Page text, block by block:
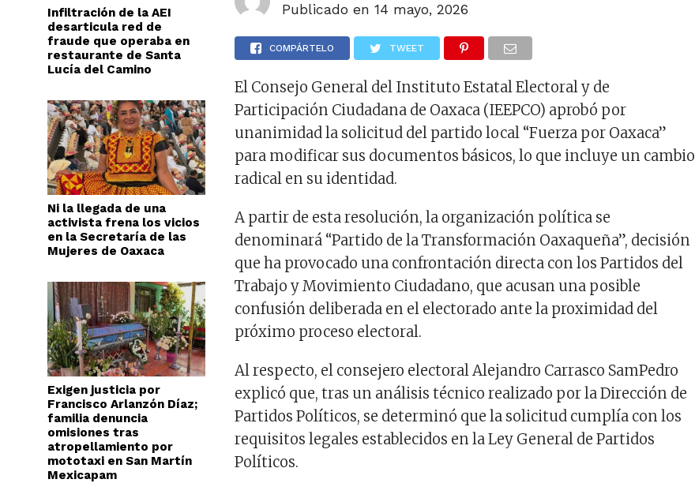
Infiltración de la AEI
desarticula red de
fraude que operaba en
restaurante de Santa
Lucía del Camino
Ni la llegada de una
activista frena los vicios
en la Secretaría de las
Mujeres de Oaxaca
Exigen justicia por
Francisco Arlanzón Díaz;
familia denuncia
omisiones tras
atropellamiento por
mototaxi en San Martín
Mexicapam
Publicado en 14 mayo, 2026
COMPÁRTELO TWEET
El Consejo General del Instituto Estatal Electoral y de
Participación Ciudadana de Oaxaca (IEEPCO) aprobó por
unanimidad la solicitud del partido local “Fuerza por Oaxaca”
para modificar sus documentos básicos, lo que incluye un cambio
radical en su identidad.
A partir de esta resolución, la organización política se
denominará “Partido de la Transformación Oaxaqueña”, decisión
que ha provocado una confrontación directa con los Partidos del
Trabajo y Movimiento Ciudadano, que acusan una posible
confusión deliberada en el electorado ante la proximidad del
próximo proceso electoral.
Al respecto, el consejero electoral Alejandro Carrasco SamPedro
explicó que, tras un análisis técnico realizado por la Dirección de
Partidos Políticos, se determinó que la solicitud cumplía con los
requisitos legales establecidos en la Ley General de Partidos
Políticos.